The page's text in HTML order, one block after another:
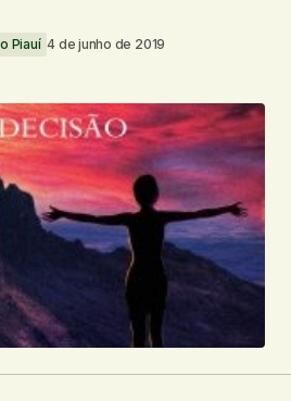
Piauí 4 de junho de 2019